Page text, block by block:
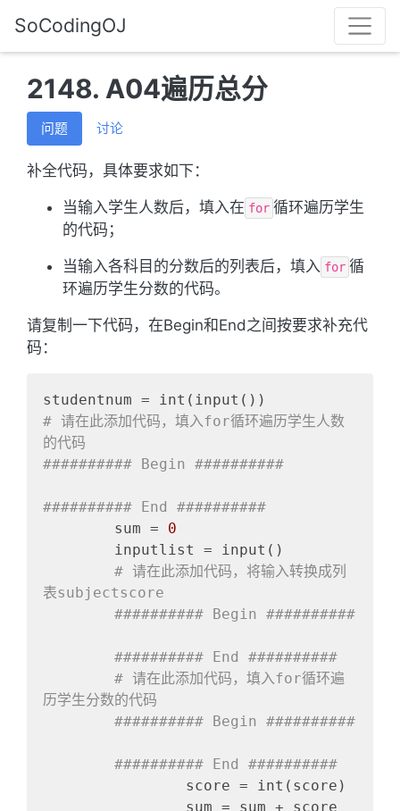
SoCodingOJ
2148. A04遍历总分
问题 讨论
补全代码，具体要求如下：
当输入学生人数后，填入在 for 循环遍历学生
的代码；
当输入各科目的分数后的列表后，填入 for 循
环遍历学生分数的代码。
请复制一下代码，在Begin和End之间按要求补充代
码：
# 请在此添加代码，填入for循环遍历学生人数
的代码
########## Begin ##########
########## End ##########
	sum =
0
# 请在此添加代码，将输入转换成列
表subjectscore
########## Begin ##########
########## End ##########
# 请在此添加代码，填入for循环遍
历学生分数的代码
########## Begin ##########
########## End ##########